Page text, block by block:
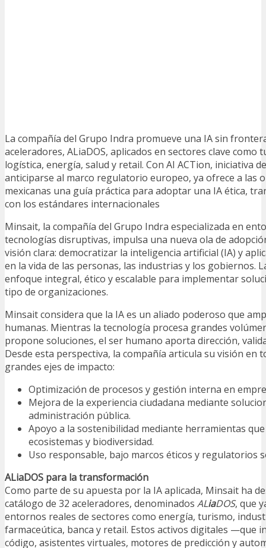
La compañía del Grupo Indra promueve una IA sin
aceleradores, ALiaDOS, aplicados en sectores clave como
logística, energía, salud y retail. Con AI ACTion, iniciativa
anticiparse al marco regulatorio europeo, ya ofrece a las
mexicanas una guía práctica para adoptar una IA ética,
con los estándares internacionales
Minsait, la compañía del Grupo Indra especializada en
tecnologías disruptivas, impulsa una nueva ola de
visión clara: democratizar la inteligencia artificial (IA) y
en la vida de las personas, las industrias y los gobiernos.
enfoque integral, ético y escalable para implementar
tipo de organizaciones.
Minsait considera que la IA es un aliado poderoso que
humanas. Mientras la tecnología procesa grandes
propone soluciones, el ser humano aporta dirección,
Desde esta perspectiva, la compañía articula su visión en
grandes ejes de impacto:
Optimización de procesos y gestión interna en
Mejora de la experiencia ciudadana mediante
administración pública.
Apoyo a la sostenibilidad mediante herramientas
ecosistemas y biodiversidad.
Uso responsable, bajo marcos éticos y regulatorios
ALiaDOS para la transformación
Como parte de su apuesta por la IA aplicada, Minsait ha
catálogo de 32 aceleradores, denominados ALiaDOS, que
entornos reales de sectores como energía, turismo,
farmaceútica, banca y retail. Estos activos digitales —que
código, asistentes virtuales, motores de predicción y